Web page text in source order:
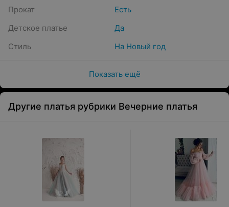
Прокат
Есть
Детское платье
Да
Стиль
На Новый год
Показать ещё
Другие платья рубрики Вечерние платья